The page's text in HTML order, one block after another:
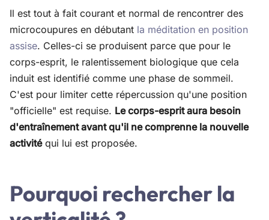
Il est tout à fait courant et normal de rencontrer des
microcoupures en débutant la méditation en position
assise. Celles-ci se produisent parce que pour le
corps-esprit, le ralentissement biologique que cela
induit est identifié comme une phase de sommeil.
C'est pour limiter cette répercussion qu'une position
"officielle" est requise. Le corps-esprit aura besoin
d'entraînement avant qu'il ne comprenne la nouvelle
activitéqui lui est proposée.
Pourquoi rechercher la